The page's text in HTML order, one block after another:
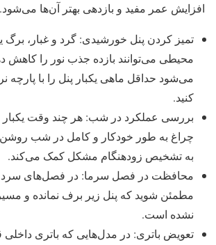
افزایش عمر مفید و بازدهی بهتر آن‌ها می‌شود.
تمیز کردن پنل خورشیدی: گرد و غبار، برگ
محیطی می‌توانند بازده جذب نور را کاهش
می‌شود حداقل ماهی یکبار پنل را با
کنید.
بررسی عملکرد در شب: هر چند وقت یکبار
چراغ به ‌طور خودکار و کامل در شب روشن
به تشخیص زودهنگام مشکل کمک می‌کند.
محافظت در فصل سرما: در فصل‌های سرد
مطمئن شوید که پنل زیر برف نمانده و
نشده است.
تعویض باتری: در مدل‌هایی که باتری داخلی